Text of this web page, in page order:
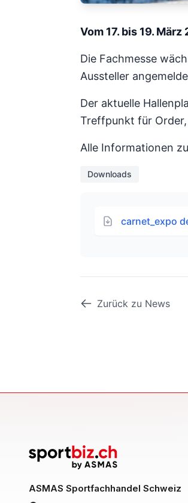
Vom 17. bis 19.
Die Fachmesse
Aussteller
Der aktuelle
Treffpunkt für
Alle Informationen
Downloads
carnet_expo
Zurück zu News
ASMAS Sportfachhandel Schweiz